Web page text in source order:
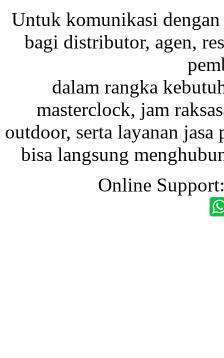
Untuk komunikasi dengan
bagi distributor, agen,
dalam rangka
masterclock, jam
outdoor, serta layanan
bisa langsung
Online